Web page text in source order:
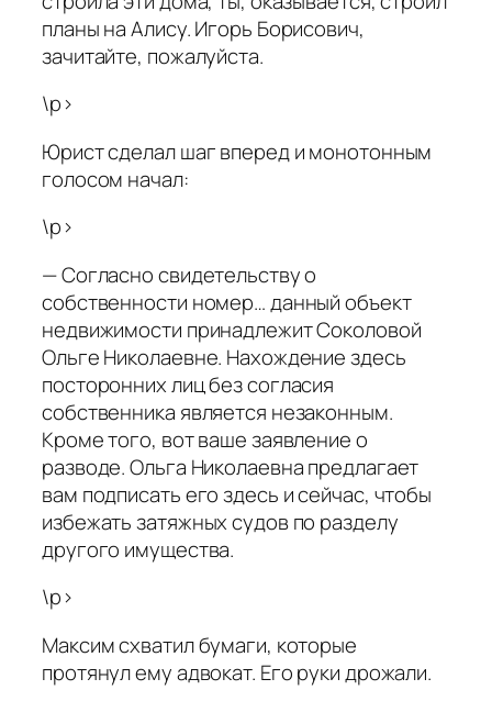
планы на Алису. Игорь Борисович,
зачитайте, пожалуйста.
\p>
Юрист сделал шаг вперед и монотонным
голосом начал:
\p>
— Согласно свидетельству о
собственности номер… данный объект
недвижимости принадлежит Соколовой
Ольге Николаевне. Нахождение здесь
посторонних лиц без согласия
собственника является незаконным.
Кроме того, вот ваше заявление о
разводе. Ольга Николаевна предлагает
вам подписать его здесь и сейчас, чтобы
избежать затяжных судов по разделу
другого имущества.
\p>
Максим схватил бумаги, которые
протянул ему адвокат. Его руки дрожали.